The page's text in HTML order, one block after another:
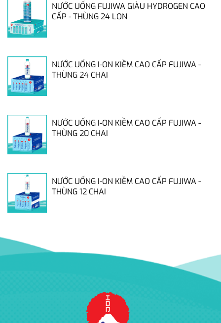
NƯỚC UỐNG FUJIWA GIÀU HYDROGEN CAO
CẤP - THÙNG 24 LON
NƯỚC UỐNG I-ON KIỀM CAO CẤP FUJIWA -
THÙNG 24 CHAI
NƯỚC UỐNG I-ON KIỀM CAO CẤP FUJIWA -
THÙNG 20 CHAI
NƯỚC UỐNG I-ON KIỀM CAO CẤP FUJIWA -
THÙNG 12 CHAI